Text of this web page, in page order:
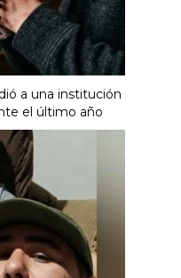
a una institución
el último año